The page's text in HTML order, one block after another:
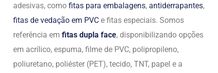
adesivas, como fitas para embalagens, antiderrapantes,
fitas de vedação em PVC e fitas especiais. Somos
referência em fitas dupla face, disponibilizando opções
em acrílico, espuma, filme de PVC, polipropileno,
poliuretano, poliéster (PET), tecido, TNT, papel e a